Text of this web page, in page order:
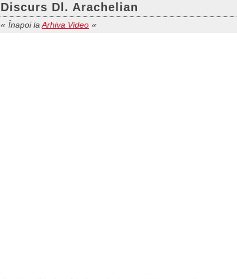
Discurs Dl. Arachelian
Înapoi la Arhiva Video